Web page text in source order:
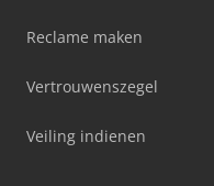
Reclame maken
Vertrouwenszegel
Veiling indienen